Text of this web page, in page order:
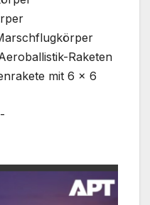
Raketen
mit 6 x 6